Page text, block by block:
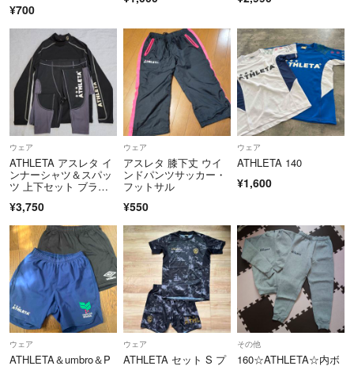
¥700
ウェア
ATHLETA アスレタ イ
ンナーシャツ＆スパッ
ツ 上下セット ブラッ
¥3,750
ウェア
アスレタ 膝下丈 ウイ
ンドパンツサッカー・
フットサル
¥550
ウェア
ATHLETA 140
¥1,600
ウェア
ATHLETA＆umbro＆P
ウェア
ATHLETA セット S プ
その他
160☆ATHLETA☆内ボ